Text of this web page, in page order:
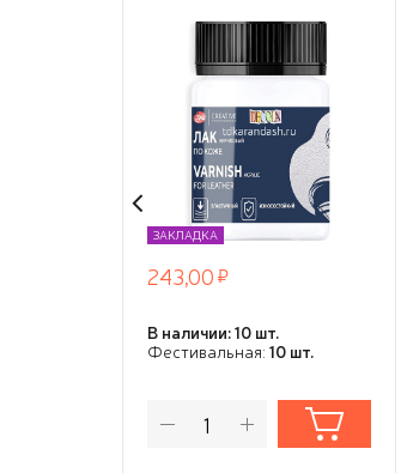
ЗАКЛАДКА
243,00
В наличии: 10 шт.
Фестивальная: 10 шт.